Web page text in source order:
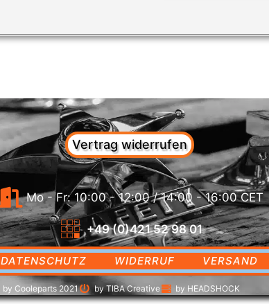
Vertrag widerrufen
Mo - Fr: 10:00 - 12:00 / 14:00 - 16:00 CET
+49 (0)421 52 98 01
DATENSCHUTZ WIDERRUF VERSAND
by Cooleparts 2021 by TIBA Creative by HEADSHOCK